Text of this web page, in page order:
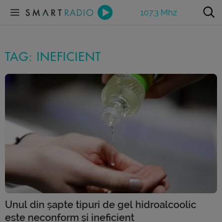
107.3 Mhz
TAG: INEFICIENT
Unul din șapte tipuri de gel hidroalcoolic
este neconform și ineficient